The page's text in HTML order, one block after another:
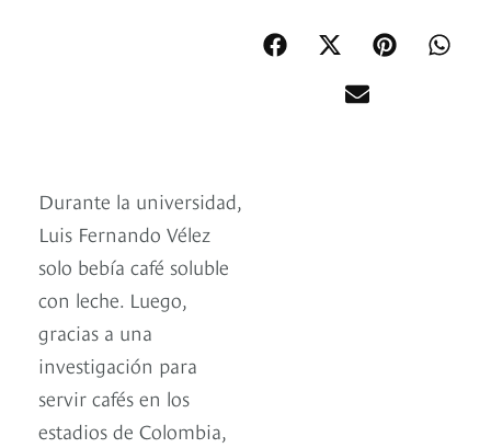
Durante la universidad,
Luis Fernando Vélez
solo bebía café soluble
con leche. Luego,
gracias a una
investigación para
servir cafés en los
estadios de Colombia,